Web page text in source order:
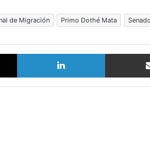
de Migración Primo Dothé Mata
X LinkedIn